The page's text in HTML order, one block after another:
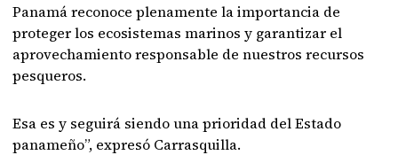
Panamá reconoce plenamente la importancia de
proteger los ecosistemas marinos y garantizar el
aprovechamiento responsable de nuestros recursos
pesqueros.
Esa es y seguirá siendo una prioridad del Estado
panameño”, expresó Carrasquilla.